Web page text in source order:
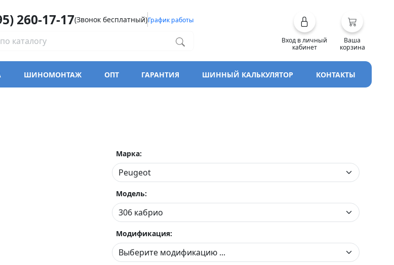
260-17-17(Звонок бесплатный)График работы
Вход в личный
кабинет
Ваша
корзина
ШИНОМОНТАЖ ОПТ ГАРАНТИЯ ШИННЫЙ КАЛЬКУЛЯТОР КОНТАКТЫ
Марка:
Модель:
Модификация: